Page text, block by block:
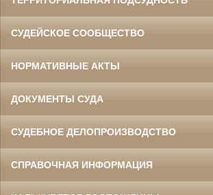
СУДЕЙСКОЕ СООБЩЕСТВО
НОРМАТИВНЫЕ АКТЫ
ДОКУМЕНТЫ СУДА
СУДЕБНОЕ ДЕЛОПРОИЗВОДСТВО
СПРАВОЧНАЯ ИНФОРМАЦИЯ